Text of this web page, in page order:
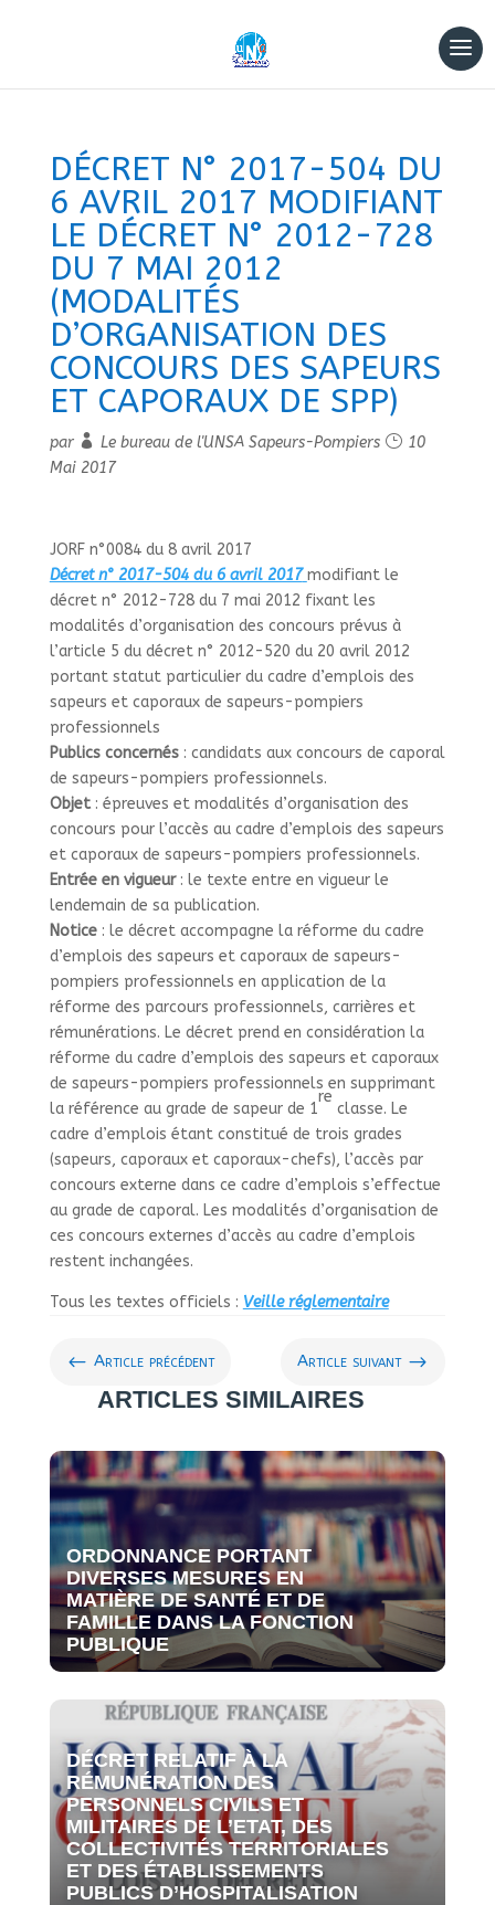
DÉCRET N° 2017-504 DU
6 AVRIL 2017 MODIFIANT
LE DÉCRET N° 2012-728
DU 7 MAI 2012
(MODALITÉS
D’ORGANISATION DES
CONCOURS DES SAPEURS
ET CAPORAUX DE SPP)
par Le bureau de l'UNSA Sapeurs-Pompiers
10
Mai 2017
JORF n°0084 du 8 avril 2017
Décret n° 2017-504 du 6 avril 2017 modifiant le
décret n° 2012-728 du 7 mai 2012 fixant les
modalités d’organisation des concours prévus à
l’article 5 du décret n° 2012-520 du 20 avril 2012
portant statut particulier du cadre d’emplois des
sapeurs et caporaux de sapeurs-pompiers
professionnels
Publics concernés: candidats aux concours de caporal
de sapeurs-pompiers professionnels.
Objet: épreuves et modalités d’organisation des
concours pour l’accès au cadre d’emplois des sapeurs
et caporaux de sapeurs-pompiers professionnels.
Entrée en vigueur: le texte entre en vigueur le
lendemain de sa publication.
Notice: le décret accompagne la réforme du cadre
d’emplois des sapeurs et caporaux de sapeurs-
pompiers professionnels en application de la
réforme des parcours professionnels, carrières et
rémunérations. Le décret prend en considération la
réforme du cadre d’emplois des sapeurs et caporaux
de sapeurs-pompiers professionnels en supprimant
la référence au grade de sapeur de 1
re
classe. Le
cadre d’emplois étant constitué de trois grades
(sapeurs, caporaux et caporaux-chefs), l’accès par
concours externe dans ce cadre d’emplois s’effectue
au grade de caporal. Les modalités d’organisation de
ces concours externes d’accès au cadre d’emplois
restent inchangées.
Tous les textes officiels : Veille réglementaire
# Article précédent Article suivant $
ARTICLES SIMILAIRES
ORDONNANCE PORTANT
DIVERSES MESURES EN
MATIÈRE DE SANTÉ ET DE
FAMILLE DANS LA FONCTION
PUBLIQUE
DÉCRET RELATIF À LA
RÉMUNÉRATION DES
PERSONNELS CIVILS ET
MILITAIRES DE L’ETAT, DES
COLLECTIVITÉS TERRITORIALES
ET DES ÉTABLISSEMENTS
PUBLICS D’HOSPITALISATION